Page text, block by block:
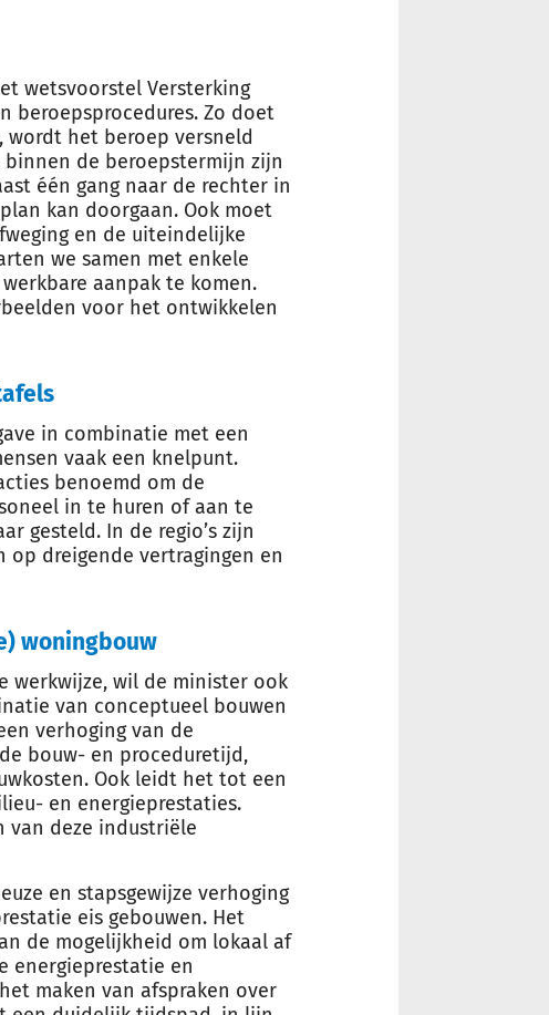
wetsvoorstel Versterking
beroepsprocedures. Zo doet
wordt het beroep versneld
de beroepstermijn zijn
één gang naar de rechter in
kan doorgaan. Ook moet
en de uiteindelijke
we samen met enkele
aanpak te komen.
voor het ontwikkelen
in combinatie met een
vaak een knelpunt.
benoemd om de
in te huren of aan te
gesteld. In de regio’s zijn
dreigende vertragingen en
woningbouw
werkwijze, wil de minister ook
van conceptueel bouwen
verhoging van de
bouw- en proceduretijd,
Ook leidt het tot een
en energieprestaties.
van deze industriële
en stapsgewijze verhoging
eis gebouwen. Het
de mogelijkheid om lokaal af
energieprestatie en
maken van afspraken over